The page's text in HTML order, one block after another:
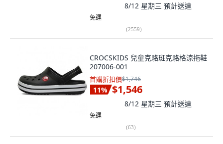
8/12 星期三 預計送達
免運
(2559)
CROCSKIDS 兒童克駱班克駱格涼拖鞋
207006-001
首購折扣價$1,746
11% $1,546
8/12 星期三 預計送達
免運
(63)